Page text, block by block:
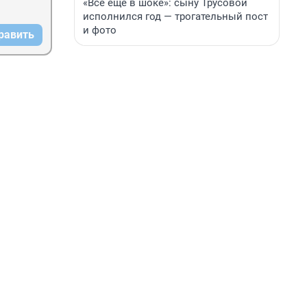
«Все еще в шоке»: сыну Трусовой
исполнился год — трогательный пост
и фото